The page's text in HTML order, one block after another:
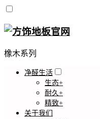
橡木系列
净醛生活
生态+
耐久+
精致+
关于我们